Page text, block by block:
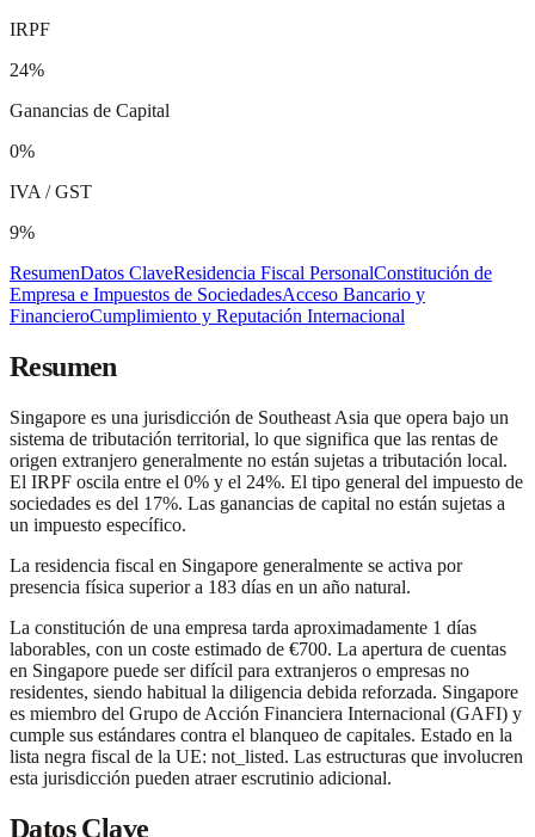
IRPF
24%
Ganancias de Capital
0%
IVA / GST
9%
ResumenDatos ClaveResidencia Fiscal PersonalConstitución de
Empresa e Impuestos de SociedadesAcceso Bancario y
FinancieroCumplimiento y Reputación Internacional
Resumen
Singapore es una jurisdicción de Southeast Asia que opera bajo un
sistema de tributación territorial, lo que significa que las rentas de
origen extranjero generalmente no están sujetas a tributación local.
El IRPF oscila entre el 0% y el 24%. El tipo general del impuesto de
sociedades es del 17%. Las ganancias de capital no están sujetas a
un impuesto específico.
La residencia fiscal en Singapore generalmente se activa por
presencia física superior a 183 días en un año natural.
La constitución de una empresa tarda aproximadamente 1 días
laborables, con un coste estimado de €700. La apertura de cuentas
en Singapore puede ser difícil para extranjeros o empresas no
residentes, siendo habitual la diligencia debida reforzada. Singapore
es miembro del Grupo de Acción Financiera Internacional (GAFI) y
cumple sus estándares contra el blanqueo de capitales. Estado en la
lista negra fiscal de la UE: not_listed. Las estructuras que involucren
esta jurisdicción pueden atraer escrutinio adicional.
Datos Clave